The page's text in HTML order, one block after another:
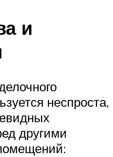
и
неспроста,
другими